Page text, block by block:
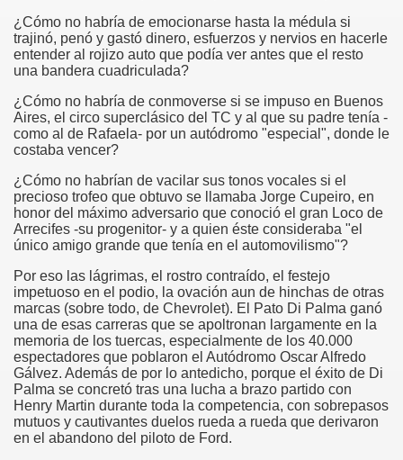
¿Cómo no habría de emocionarse hasta la médula si
trajinó, penó y gastó dinero, esfuerzos y nervios en hacerle
entender al rojizo auto que podía ver antes que el resto
una bandera cuadriculada?
¿Cómo no habría de conmoverse si se impuso en Buenos
Aires, el circo superclásico del TC y al que su padre tenía -
como al de Rafaela- por un autódromo "especial", donde le
costaba vencer?
¿Cómo no habrían de vacilar sus tonos vocales si el
precioso trofeo que obtuvo se llamaba Jorge Cupeiro, en
honor del máximo adversario que conoció el gran Loco de
Arrecifes -su progenitor- y a quien éste consideraba "el
único amigo grande que tenía en el automovilismo"?
Por eso las lágrimas, el rostro contraído, el festejo
impetuoso en el podio, la ovación aun de hinchas de otras
marcas (sobre todo, de Chevrolet). El Pato Di Palma ganó
una de esas carreras que se apoltronan largamente en la
memoria de los tuercas, especialmente de los 40.000
espectadores que poblaron el Autódromo Oscar Alfredo
Gálvez. Además de por lo antedicho, porque el éxito de Di
Palma se concretó tras una lucha a brazo partido con
Henry Martin durante toda la competencia, con sobrepasos
mutuos y cautivantes duelos rueda a rueda que derivaron
en el abandono del piloto de Ford.